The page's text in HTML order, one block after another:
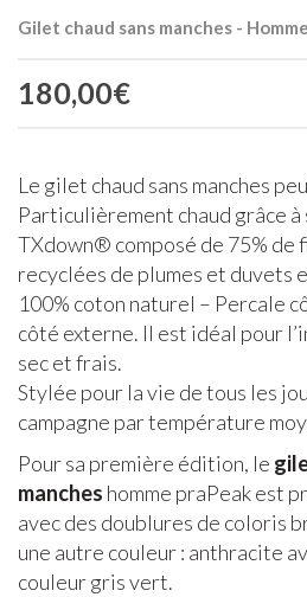
Gilet chaud sans manches - Homme
180,00€
Le gilet chaud sans manches
Particulièrement chaud grâce à
TXdown® composé de 75% de
recyclées de plumes et duvets
100% coton naturel – Percale
côté externe. Il est idéal pour
sec et frais.
Stylée pour la vie de tous les
campagne par température
Pour sa première édition, le
manches homme praPeak est
avec des doublures de coloris
une autre couleur : anthracite
couleur gris vert.